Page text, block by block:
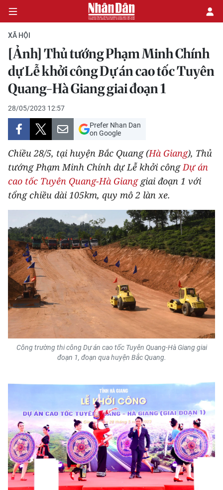
CHÍNH TRỊ
KINH TẾ
VĂN HÓA
XÃ HỘI
PHÁP LUẬT
DU LỊCH
THẾ GIỚI
THỂ THAO
GIÁO DỤC
Y TẾ
KHOA HỌC - CÔNG NGHỆ
MÔI TRƯỜNG
TRI THỨC CHUYÊN SÂU
54 DÂN TỘC VIỆT NAM
CHƯƠNG TRÌNH OCOP - MỖI XÃ
MỘT SẢN PHẨM
XÃ HỘI
[Ảnh] Thủ tướng Phạm Minh Chính
dự Lễ khởi công Dự án cao tốc Tuyên
Quang-Hà Giang giai đoạn 1
28/05/2023 12:57
Prefer Nhan Dan
on Google
Chiều 28/5, tại huyện Bắc Quang (Hà Giang), Thủ
tướng Phạm Minh Chính dự Lễ khởi côngDự án
cao tốc Tuyên Quang-Hà Gianggiai đoạn 1 với
tổng chiều dài 105km, quy mô 2 làn xe.
Công trường thi công Dự án cao tốc Tuyên Quang-Hà Giang giai
đoạn 1, đoạn qua huyện Bắc Quang.